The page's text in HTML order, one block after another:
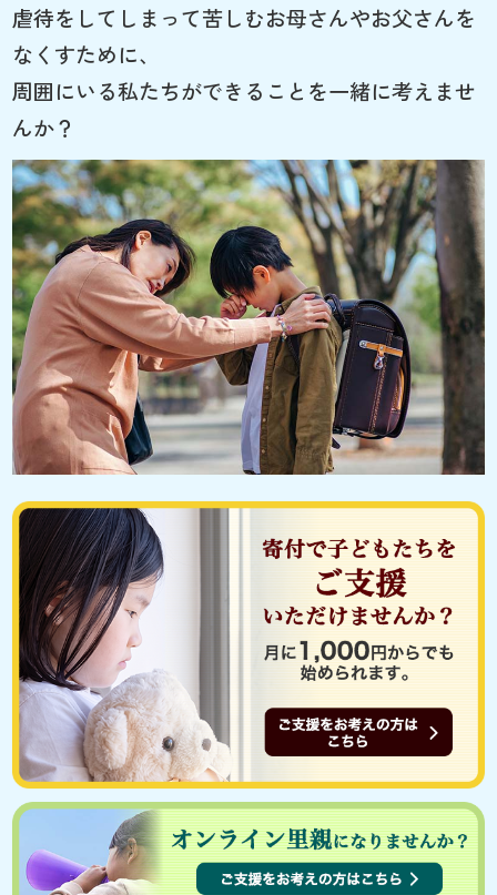
虐待をしてしまって苦しむお母さんやお父さんを
なくすために、
周囲にいる私たちができることを一緒に考えませ
んか？